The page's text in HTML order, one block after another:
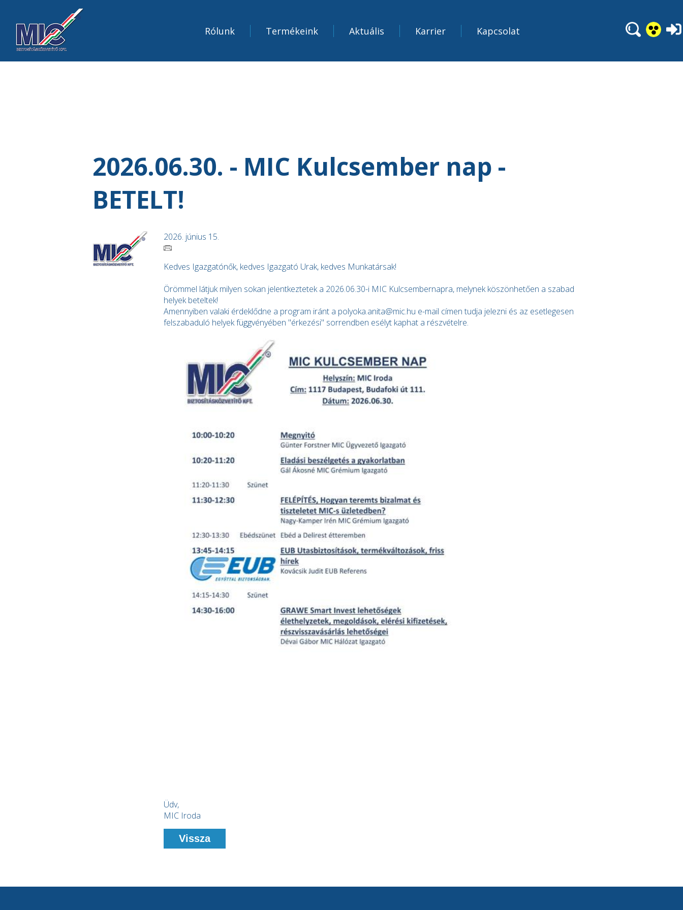
Rólunk Termékeink Aktuális Karrier Kapcsolat
2026.06.30. - MIC Kulcsember nap -
BETELT!
2026. június 15.
Kedves Igazgatónők, kedves Igazgató Urak, kedves Munkatársak!
Örömmel látjuk milyen sokan jelentkeztetek a 2026.06.30-i MIC Kulcsembernapra, melynek köszönhetően a szabad
helyek beteltek!
Amennyiben valaki érdeklődne a program iránt a polyoka.anita@mic.hu e-mail címen tudja jelezni és az esetlegesen
felszabaduló helyek függvényében "érkezési" sorrendben esélyt kaphat a részvételre.
Üdv,
MIC Iroda
Vissza